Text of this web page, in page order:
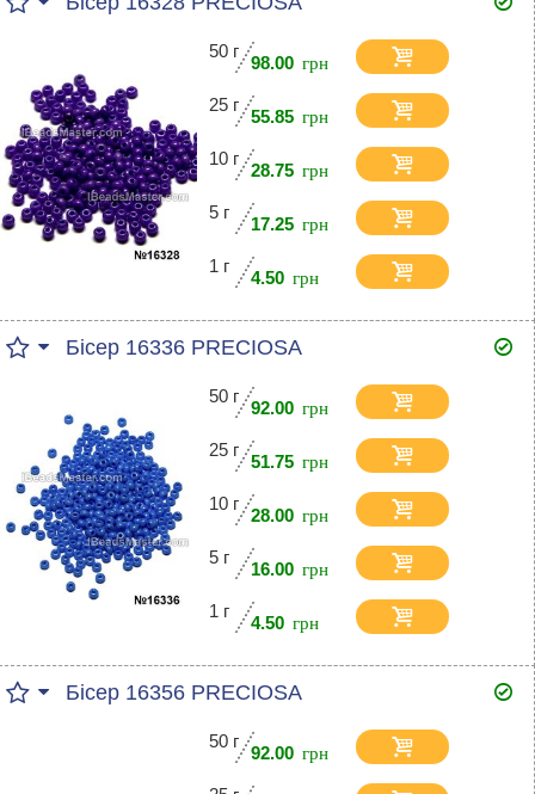
50 г
98.00
25 г
55.85
10 г
28.75
5 г
17.25
1 г
4.50
Бісер 16336 PRECIOSA
50 г
92.00
25 г
51.75
10 г
28.00
5 г
16.00
1 г
4.50
Бісер 16356 PRECIOSA
50 г
92.00